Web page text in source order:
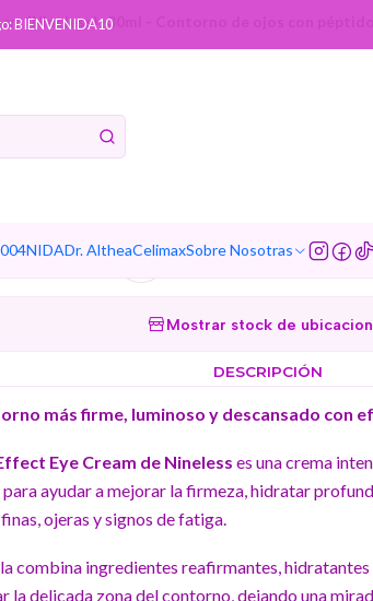
NIDADr. AltheaCelimaxSobre Nosotras
BIENVENIDA10
(Nineless) -30ml - Contorno de ojos con
effect eye
30ml - Contorno de
Agregar a la lista de
Mostrar stock de
DESCRIPCIÓN
más firme, luminoso y descansado con
Eye Cream de Nineless es una crema
para ayudar a mejorar la firmeza, hidratar
ojeras y signos de fatiga.
combina ingredientes reafirmantes, hidratantes
la delicada zona del contorno, dejando una